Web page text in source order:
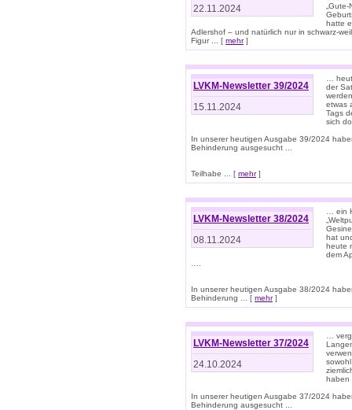
22.11.2024
hatte
Adlershof – und natürlich nur in schwarz-
Figur ... [ mehr]
LVKM-Newsletter 39/2024
15.11.2024
…
der
etwas
Tags
sich
In unserer heutigen Ausgabe 39/2024
Behinderung ausgesucht ...
Teilhabe ... [ mehr]
LVKM-Newsletter 38/2024
08.11.2024
… ein
hat
heute
dem
In unserer heutigen Ausgabe 38/2024
Behinderung ... [ mehr]
LVKM-Newsletter 37/2024
24.10.2024
…
In unserer heutigen Ausgabe 37/2024
Behinderung ausgesucht ...